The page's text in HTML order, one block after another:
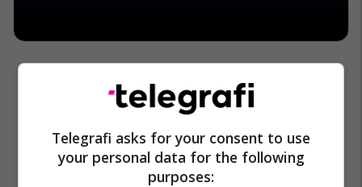
Telegrafi asks for your consent to use
your personal data for the following
purposes: